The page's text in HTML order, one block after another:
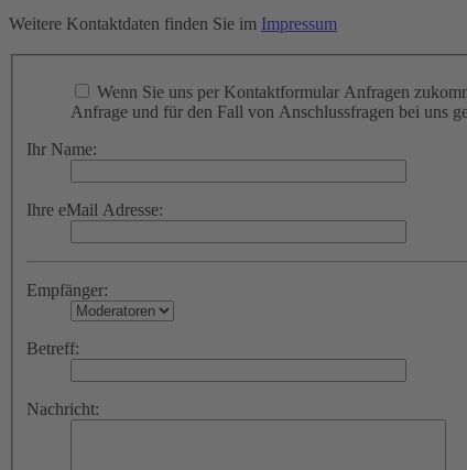
Weitere Kontaktdaten finden Sie im Impressum
Wenn Sie uns per Kontaktformular Anfragen
Anfrage und für den Fall von Anschlussfragen bei uns
Ihr Name:
Ihre eMail Adresse:
Empfänger:
Betreff:
Nachricht: